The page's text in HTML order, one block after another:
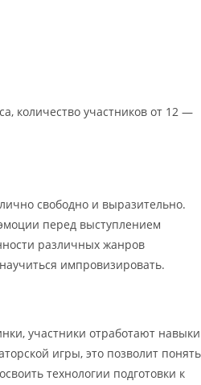
количество участников от 12 —
свободно и выразительно.
перед выступлением
различных жанров
импровизировать.
участники отработают навыки
игры, это позволит понять
технологии подготовки к